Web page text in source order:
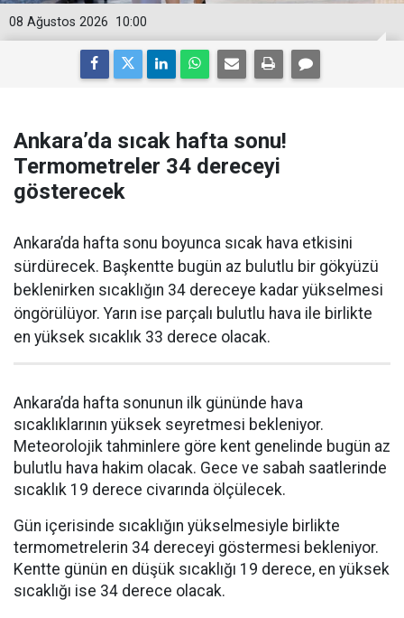
10:00
08 Ağustos 2026
Ankara’da sıcak hafta sonu!
Termometreler 34 dereceyi
gösterecek
Ankara’da hafta sonu boyunca sıcak hava etkisini
sürdürecek. Başkentte bugün az bulutlu bir gökyüzü
beklenirken sıcaklığın 34 dereceye kadar yükselmesi
öngörülüyor. Yarın ise parçalı bulutlu hava ile birlikte
en yüksek sıcaklık 33 derece olacak.
Ankara’da hafta sonunun ilk gününde hava
sıcaklıklarının yüksek seyretmesi bekleniyor.
Meteorolojik tahminlere göre kent genelinde bugün az
bulutlu hava hakim olacak. Gece ve sabah saatlerinde
sıcaklık 19 derece civarında ölçülecek.
Gün içerisinde sıcaklığın yükselmesiyle birlikte
termometrelerin 34 dereceyi göstermesi bekleniyor.
Kentte günün en düşük sıcaklığı 19 derece, en yüksek
sıcaklığı ise 34 derece olacak.